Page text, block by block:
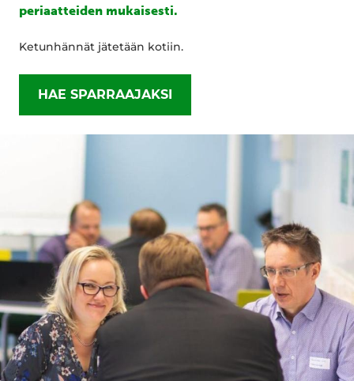
periaatteiden mukaisesti.
Ketunhännät jätetään kotiin.
HAE SPARRAAJAKSI